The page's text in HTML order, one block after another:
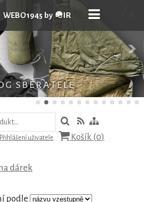
G S B Ě R A T E L E
WEBO1945 by 🪖IR
Přihlášení uživatele Košík (0)
dárek
podle